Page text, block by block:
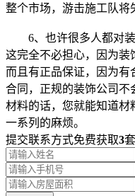
整个市场，游击施工队将
6、也许很多人都对装
这完全不必担心，因为装
而且有正品保证，因为有
合同，正规的装饰公司不
材料的话，您就能知道材
一系列的麻烦。
提交联系方式免费获取3